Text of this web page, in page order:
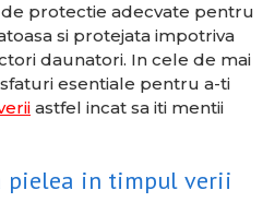
protectie adecvate pentru
si protejata impotriva
daunatori. In cele de mai
esentiale pentru a-ti
astfel incat sa iti mentii
pielea in timpul verii